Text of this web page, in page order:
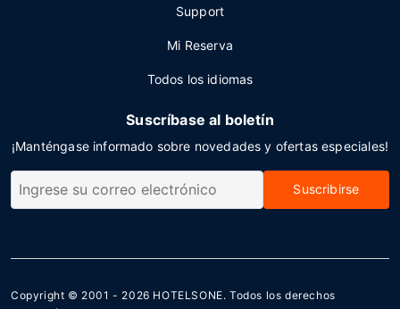
Support
Mi Reserva
Todos los idiomas
Suscríbase al boletín
¡Manténgase informado sobre novedades y ofertas especiales!
Suscribirse
Copyright © 2001 - 2026 HOTELSONE. Todos los derechos